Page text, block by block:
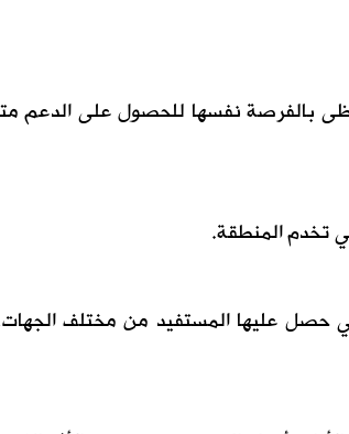
بالفرصة نفسها للحصول على الدعم
تخدم المنطقة.
حصل عليها المستفيد من مختلف